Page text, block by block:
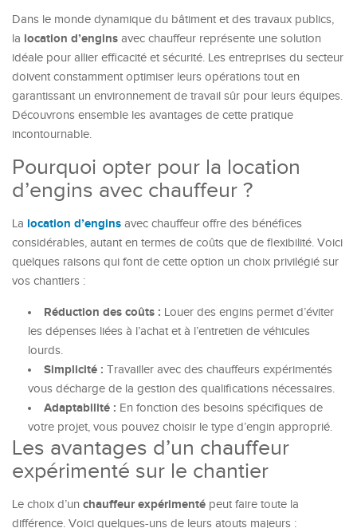
Dans le monde dynamique du bâtiment et des travaux publics,
la location d’engins avec chauffeur représente une solution
idéale pour allier efficacité et sécurité. Les entreprises du secteur
doivent constamment optimiser leurs opérations tout en
garantissant un environnement de travail sûr pour leurs équipes.
Découvrons ensemble les avantages de cette pratique
incontournable.
Pourquoi opter pour la location
d’engins avec chauffeur ?
La location d’engins avec chauffeur offre des bénéfices
considérables, autant en termes de coûts que de flexibilité. Voici
quelques raisons qui font de cette option un choix privilégié sur
vos chantiers :
Réduction des coûts : Louer des engins permet d’éviter
les dépenses liées à l’achat et à l’entretien de véhicules
lourds.
Simplicité : Travailler avec des chauffeurs expérimentés
vous décharge de la gestion des qualifications nécessaires.
Adaptabilité : En fonction des besoins spécifiques de
votre projet, vous pouvez choisir le type d’engin approprié.
Les avantages d’un chauffeur
expérimenté sur le chantier
Le choix d’un chauffeur expérimenté peut faire toute la
différence. Voici quelques-uns de leurs atouts majeurs :